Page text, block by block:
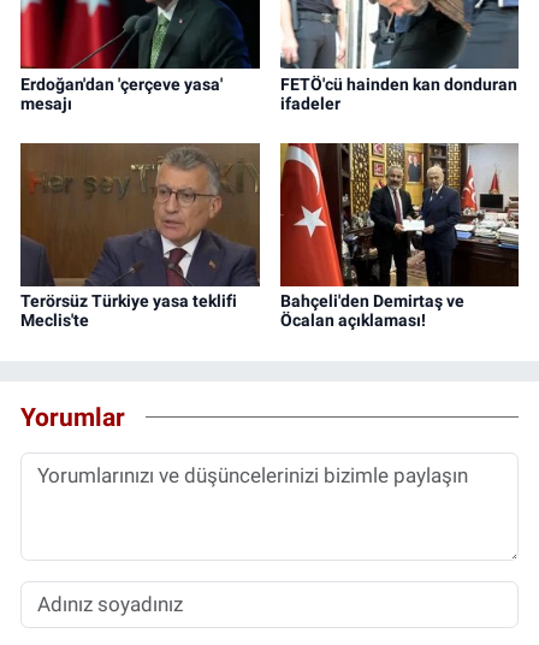
Erdoğan'dan 'çerçeve yasa'
mesajı
FETÖ'cü hainden kan donduran
ifadeler
Terörsüz Türkiye yasa teklifi
Meclis'te
Bahçeli'den Demirtaş ve
Öcalan açıklaması!
Yorumlar